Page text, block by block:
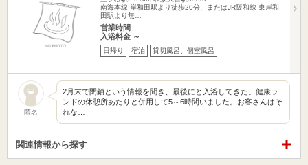
南海本線 岸和田駅より徒歩20分、またはJR阪和線 東岸和
田駅より無…
営業時間
入浴料金 ～
日帰り 宿泊 貸切風呂、個室風呂
匿名
2月末で閉鎖という情報を聞き、最後にと入浴してきた。健康ラ
ンドの休憩所あたりと併用して5～6時間いました。お客さんはそ
れな…
関連情報から探す